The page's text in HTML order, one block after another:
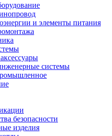
и элементы питания
системы
безопасности
изделия